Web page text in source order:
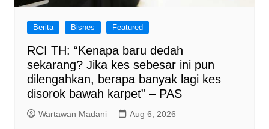
Berita Bisnes Featured
RCI TH: “Kenapa baru dedah
sekarang? Jika kes sebesar ini pun
dilengahkan, berapa banyak lagi kes
disorok bawah karpet” – PAS
Wartawan Madani Aug 6, 2026